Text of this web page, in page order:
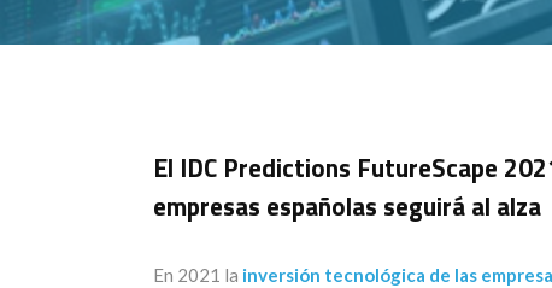
El IDC Predictions FutureScape
empresas españolas seguirá al alza
En 2021 la inversión tecnológica de las